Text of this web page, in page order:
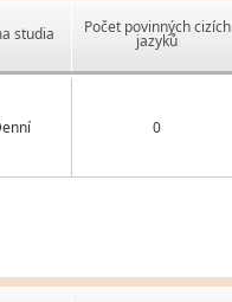
studia Počet povinných cizích
jazyků
0